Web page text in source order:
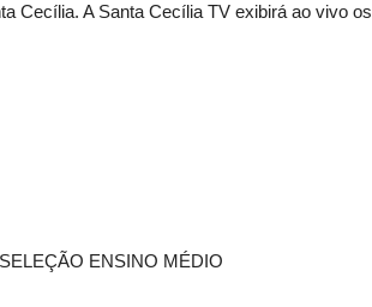
Cecília. A Santa Cecília TV exibirá ao vivo os
ENSINO MÉDIO